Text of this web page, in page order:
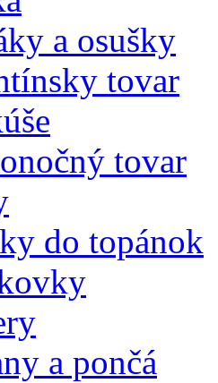
a osušky
tovar
tovar
do topánok
a pončá